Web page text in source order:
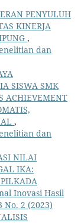
PENYULUH
KINERJA
,
dan
SISWA SMK
ACHIEVEMENT
,
dan
NILAI
IKA:
Inovasi Hasil
No. 2 (2023)